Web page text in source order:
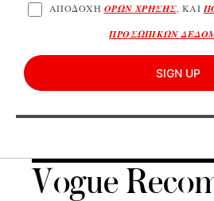
ΑΠΟΔΟΧΗ ΟΡΩΝ ΧΡΗΣΗΣ, ΚΑΙ
ΠΡΟΣΩΠΙΚΩΝ
SIGN UP
Vogue